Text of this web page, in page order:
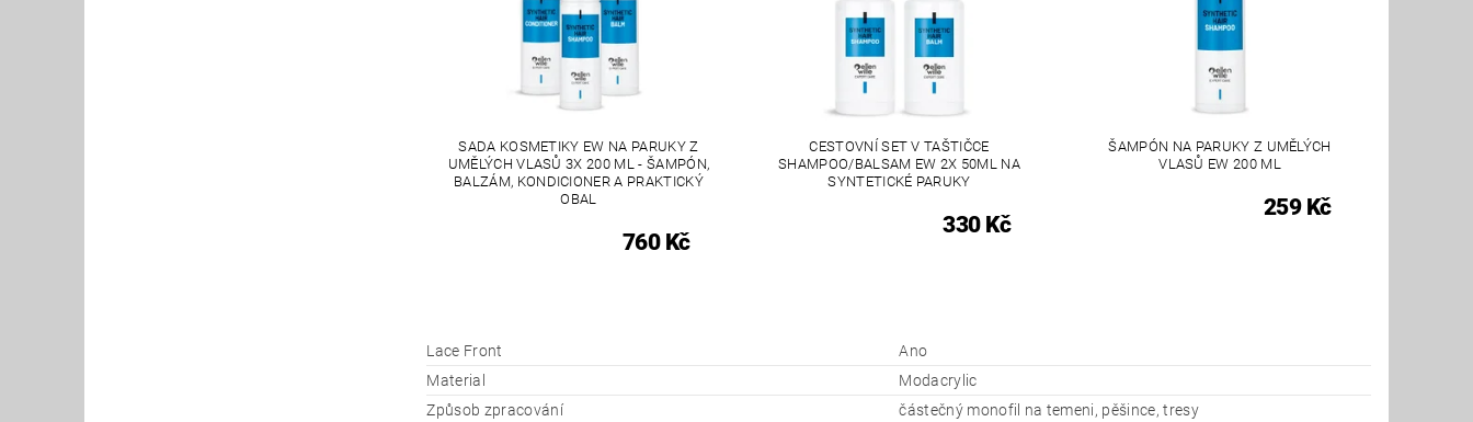
SADA KOSMETIKY EW NA PARUKY Z
UMĚLÝCH VLASŮ 3X 200 ML - ŠAMPÓN,
BALZÁM, KONDICIONER A PRAKTICKÝ
OBAL
760 Kč
CESTOVNÍ SET V TAŠTIČCE
SHAMPOO/BALSAM EW 2X 50ML NA
SYNTETICKÉ PARUKY
330 Kč
ŠAMPÓN NA PARUKY Z UMĚLÝCH
VLASŮ EW 200 ML
259 Kč
Lace Front
Ano
Material
Modacrylic
Způsob zpracování
částečný monofil na temeni, pěšince, tresy